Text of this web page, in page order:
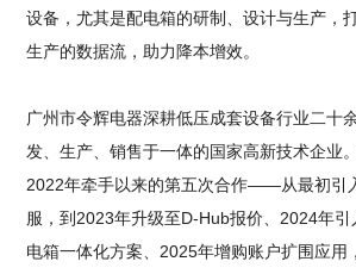
设备，尤其是配电箱的研制、设计与生产，
生产的数据流，助力降本增效。
广州市令辉电器深耕低压成套设备行业二十
发、生产、销售于一体的国家高新技术企业
2022年牵手以来的第五次合作——从最初引
服，到2023年升级至D-Hub报价、2024年
电箱一体化方案、2025年增购账户扩围应用